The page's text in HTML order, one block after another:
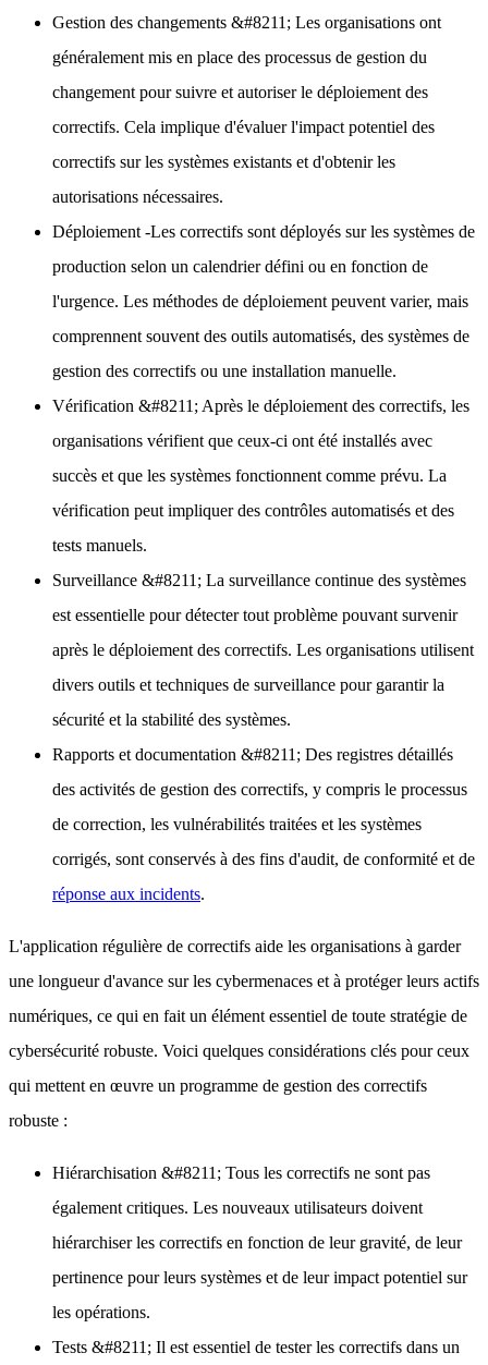
Gestion des changements &#8211; Les organisations ont
généralement mis en place des processus de gestion du
changement pour suivre et autoriser le déploiement des
correctifs. Cela implique d'évaluer l'impact potentiel des
correctifs sur les systèmes existants et d'obtenir les
autorisations nécessaires.
Déploiement-Les correctifs sont déployés sur les systèmes de
production selon un calendrier défini ou en fonction de
l'urgence. Les méthodes de déploiement peuvent varier, mais
comprennent souvent des outils automatisés, des systèmes de
gestion des correctifs ou une installation manuelle.
Vérification &#8211; Après le déploiement des correctifs, les
organisations vérifient que ceux-ci ont été installés avec
succès et que les systèmes fonctionnent comme prévu. La
vérification peut impliquer des contrôles automatisés et des
tests manuels.
Surveillance &#8211; La surveillance continue des systèmes
est essentielle pour détecter tout problème pouvant survenir
après le déploiement des correctifs. Les organisations utilisent
divers outils et techniques de surveillance pour garantir la
sécurité et la stabilité des systèmes.
Rapports et documentation &#8211; Des registres détaillés
des activités de gestion des correctifs, y compris le processus
de correction, les vulnérabilités traitées et les systèmes
corrigés, sont conservés à des fins d'audit, de conformité et de
réponse aux incidents.
L'application régulière de correctifs aide les organisations à garder
une longueur d'avance sur les cybermenaces et à protéger leurs actifs
numériques, ce qui en fait un élément essentiel de toute stratégie de
cybersécurité robuste. Voici quelques considérations clés pour ceux
qui mettent en œuvre un programme de gestion des correctifs
robuste :
Hiérarchisation &#8211; Tous les correctifs ne sont pas
également critiques. Les nouveaux utilisateurs doivent
hiérarchiser les correctifs en fonction de leur gravité, de leur
pertinence pour leurs systèmes et de leur impact potentiel sur
les opérations.
Tests &#8211; Il est essentiel de tester les correctifs dans un